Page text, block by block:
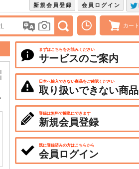
会員ログイン
新規会員登録
カー
まずはこちらをお読みください
サービスのご案内
日本へ輸入できない商品をご確認ください
取り扱いできない商品
登録は無料で簡単にできます
新規会員登録
既に登録済みの方はこちらから
会員ログイン